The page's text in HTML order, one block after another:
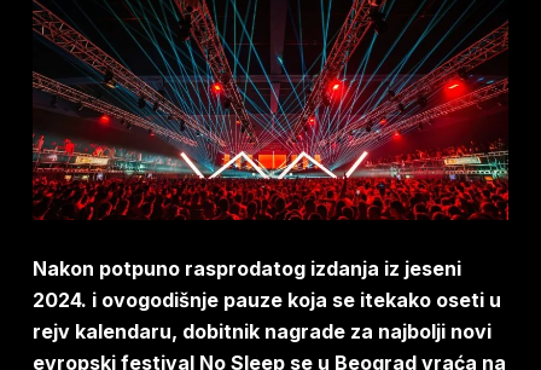
Nakon potpuno rasprodatog izdanja iz jeseni
2024. i ovogodišnje pauze koja se itekako oseti u
rejv kalendaru, dobitnik nagrade za najbolji novi
evropski festival No Sleep se u Beograd vraća na